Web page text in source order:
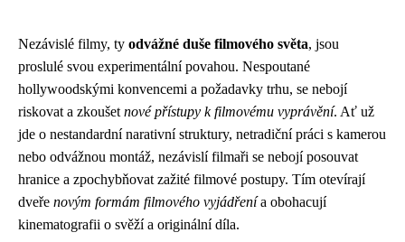
Nezávislé filmy, ty odvážné duše filmového světa, jsou
proslulé svou experimentální povahou. Nespoutané
hollywoodskými konvencemi a požadavky trhu, se nebojí
riskovat a zkoušet nové přístupy k filmovému vyprávění. Ať už
jde o nestandardní narativní struktury, netradiční práci s kamerou
nebo odvážnou montáž, nezávislí filmaři se nebojí posouvat
hranice a zpochybňovat zažité filmové postupy. Tím otevírají
dveře novým formám filmového vyjádřenía obohacují
kinematografii o svěží a originální díla.